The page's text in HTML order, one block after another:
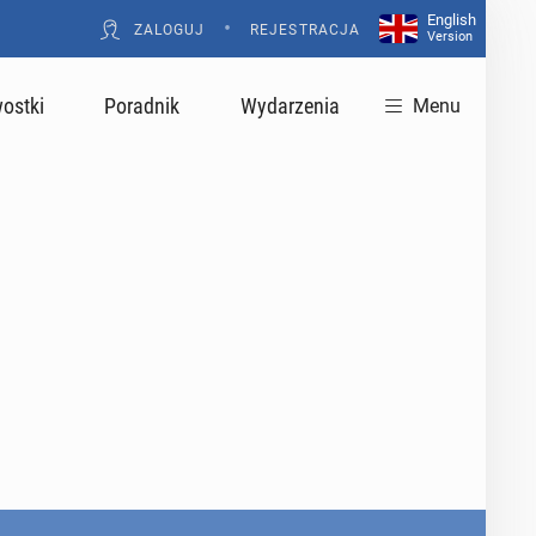
ZALOGUJ • REJESTRACJA
English
Version
Poradnik Wydarzenia Menu